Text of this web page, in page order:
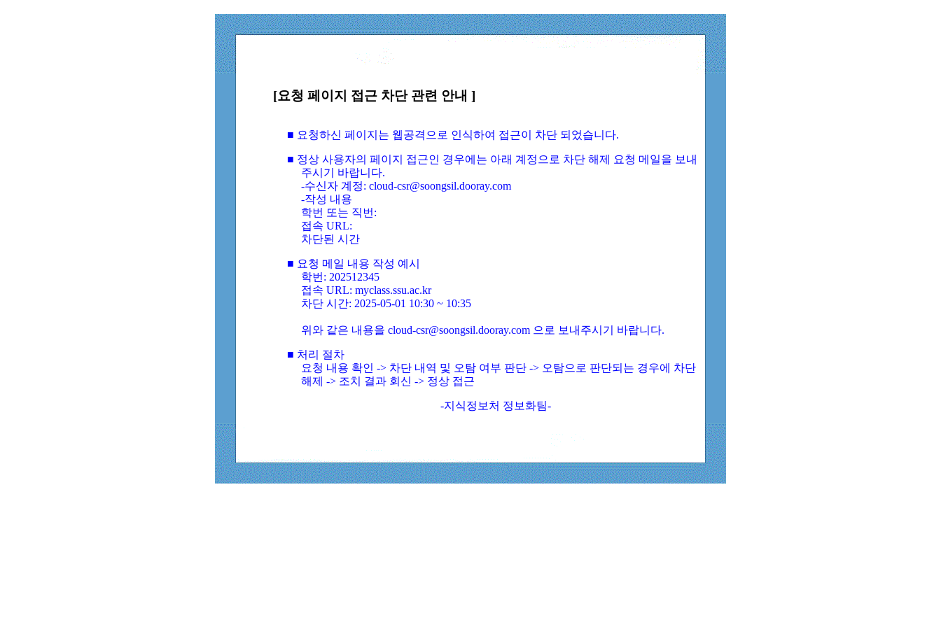
[요청 페이지 접근 차단 관련 안내 ]
■ 요청하신 페이지는 웹공격으로 인식하여 접근이 차단 되었습니다.
■ 정상 사용자의 페이지 접근인 경우에는 아래 계정으로 차단 해제 요청 메일을 보내
주시기 바랍니다.
-수신자 계정: cloud-csr@soongsil.dooray.com
-작성 내용
학번 또는 직번:
접속 URL:
차단된 시간
■ 요청 메일 내용 작성 예시
학번: 202512345
접속 URL: myclass.ssu.ac.kr
차단 시간: 2025-05-01 10:30 ~ 10:35
위와 같은 내용을 cloud-csr@soongsil.dooray.com 으로 보내주시기 바랍니다.
■ 처리 절차
요청 내용 확인 -> 차단 내역 및 오탐 여부 판단 -> 오탐으로 판단되는 경우에 차단
해제 -> 조치 결과 회신 -> 정상 접근
-지식정보처 정보화팀-